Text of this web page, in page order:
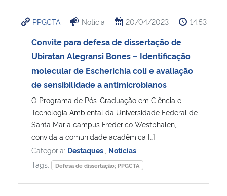
PPGCTA Notícia 20/04/2023 14:53
Convite para defesa de dissertação de
Ubiratan Alegransi Bones – Identificação
molecular de Escherichia coli e avaliação
de sensibilidade a antimicrobianos
O Programa de Pós-Graduação em Ciência e
Tecnologia Ambiental da Universidade Federal de
Santa Maria campus Frederico Westphalen,
convida a comunidade acadêmica […]
Categoria: Destaques Notícias
Tags:
Defesa de dissertação; PPGCTA